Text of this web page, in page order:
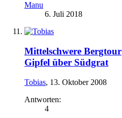
Manu
6. Juli 2018
Mittelschwere Bergtour
Gipfel über Südgrat
Tobias, 13. Oktober 2008
Antworten:
4